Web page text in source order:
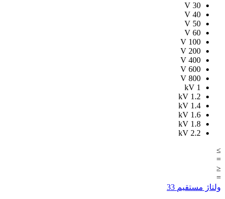
30
V
40
V
50
V
60
V
100
V
200
V
400
V
600
V
800
V
1
kV
1.2
kV
1.4
kV
1.6
kV
1.8
kV
2.2
kV
≥
=
≤
=
ولتاژ مستقیم 33